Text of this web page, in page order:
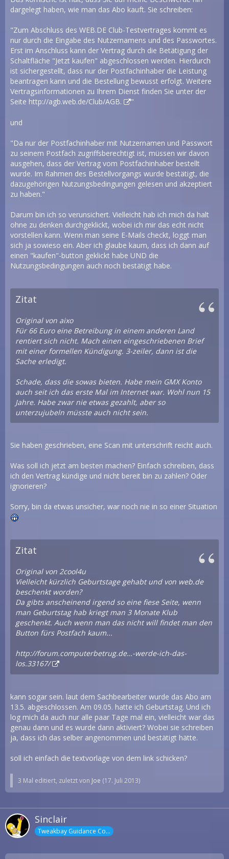
dargelegt haben, wie man das Abo kauft. Sie schreiben:
"Zum Abschluss des WEB.DE Club-Testvertrages kommt es
nur durch die Eingabe des Nutzernamens und des Passwortes.
Erst im Anschluss kann der Vertrag durch die Betätigung der
Schaltfläche "Jetzt kaufen" abgeschlossen werden. Hierdurch
ist sichergestellt, dass nur der Postfachinhaber die Leistung
beantragen kann und die Bestellung bewusst erfolgt. Weitere
Vertragsinformationen zu Ihrem Dienst finden Sie unter der
Seite http://agb.web.de/Club/AGB. "
und
"Da nur der Postfachinhaber mit Nutzernamen und Passwort
zu seinem Postfach zugriffsberechtigt ist, müssen wir davon
ausgehen, dass der Vertrag vom Postfachinhaber bestellt
wurde. Im Rahmen des Bestellvorgangs wurde bestätigt, die
dazugehörigen Nutzungsbedingungen gelesen und akzeptiert
zu haben."
Darum bin ich so verunsichert. Vielleicht hab ich mich da halt
ohne zu denken durchgeklickt, wobei ich mir das echt nicht
vorstellen kann. Wenn man seine E-Mails checkt, loggt man
sich ja sowieso ein. Aber ich glaube kaum, dass ich dann auf
einen "kaufen"-button geklickt habe UND die
Nutzungsbedingungen auch noch bestätigt habe.
Zitat
Original von aixo
Für 66 Euro eine Betreibung in einem anderen Land
rentiert sich nicht. Mach einen eingeschriebenen Brief
mit einer formellen Kündigung. 3-zeiler, dann ist die
Sache erledigt.
Schade, dass die sowas bieten. Habe mein GMX Konto
auch seit ich das erste Mal im Internet war. Wohl nun 15
Jahre. Habe zwar nie etwas gezahlt, aber so
unterzujubeln müsste auch nicht sein.
Sie haben geschrieben, eine Scan mit unterschrift reicht auch.
Was soll ich jetzt am besten machen? Einfach schreiben, dass
ich den Vertrag kündige und nicht bereit bin zu zahlen? Oder
ignorieren?
Sorry, bin da etwas unsicher, war noch nie in so einer Situation
Zitat
Original von 2cool4u
Vielleicht kürzlich Geburtstage gehabt und von web.de
beschenkt worden?
Da gibts anscheinend irgend so eine fiese Seite, wenn
man Geburtstag hab kriegt man 3 Monate Klub
geschenkt. Auch wenn man das nicht will findet man den
Button fürs Postfach kaum...
http://forum.computerbetrug.de…-werde-ich-das-
los.33167/
kann sogar sein. laut dem Sachbearbeiter wurde das Abo am
13.5. abgeschlossen. Am 09.05. hatte ich Geburtstag. Und ich
log mich da auch nur alle paar Tage mal ein, vielleicht war das
genau dann und es wurde dann aktiviert? Wobei sie schreiben
ja, dass ich das selber angenommen und bestätigt hätte.
soll ich einfach die textvorlage von dem link schicken?
3 Mal editiert, zuletzt von Joe (17. Juli 2013)
Sinclair
Tweakbay Guidance Counselor